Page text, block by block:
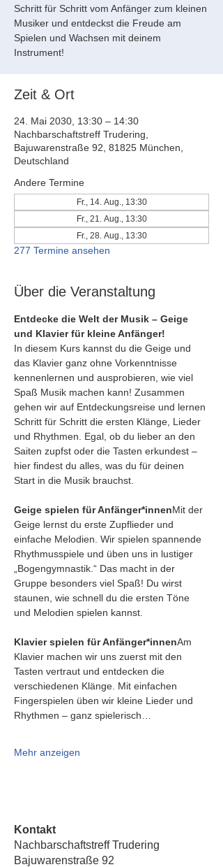
Schritt für Schritt vom Anfänger zum kleinen
Musiker und entdeckst die Freude am
Spielen und Wachsen mit deinem
Instrument!
Zeit & Ort
24. Mai 2030, 13:30 – 14:30
Nachbarschaftstreff Trudering,
Bajuwarenstraße 92, 81825 München,
Deutschland
Andere Termine
Fr., 14. Aug., 13:30
Fr., 21. Aug., 13:30
Fr., 28. Aug., 13:30
277 Termine ansehen
Über die Veranstaltung
Entdecke die Welt der Musik – Geige
und Klavier für kleine Anfänger!
In diesem Kurs kannst du die Geige und
das Klavier ganz ohne Vorkenntnisse
kennenlernen und ausprobieren, wie viel
Spaß Musik machen kann! Zusammen
gehen wir auf Entdeckungsreise und lernen
Schritt für Schritt die ersten Klänge, Lieder
und Rhythmen. Egal, ob du lieber an den
Saiten zupfst oder die Tasten erkundest –
hier findest du alles, was du für deinen
Start in die Musik brauchst.
Geige spielen für Anfänger*innenMit der
Geige lernst du erste Zupflieder und
einfache Melodien. Wir spielen spannende
Rhythmusspiele und üben uns in lustiger
„Bogengymnastik.“ Das macht in der
Gruppe besonders viel Spaß! Du wirst
staunen, wie schnell du die ersten Töne
und Melodien spielen kannst.
Klavier spielen für Anfänger*innenAm
Klavier machen wir uns zuerst mit den
Tasten vertraut und entdecken die
verschiedenen Klänge. Mit einfachen
Fingerspielen üben wir kleine Lieder und
Rhythmen – ganz spielerisch…
Mehr anzeigen
Kontakt
Nachbarschaftstreff Trudering
Bajuwarenstraße 92